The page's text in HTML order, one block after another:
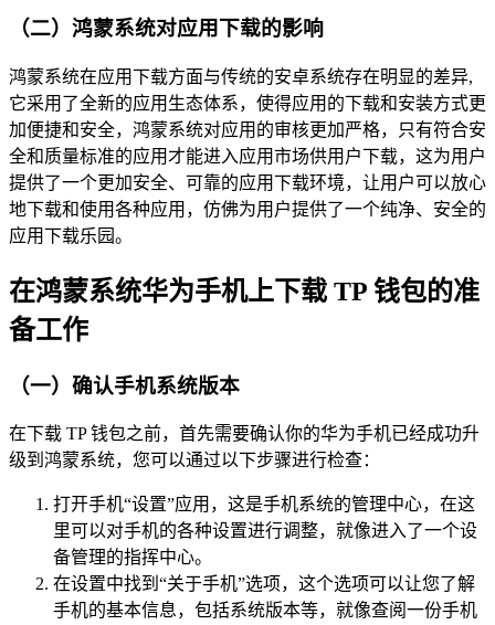
（二）鸿蒙系统对应用下载的影响
鸿蒙系统在应用下载方面与传统的安卓系统存在明显的差异,
它采用了全新的应用生态体系，使得应用的下载和安装方式更
加便捷和安全，鸿蒙系统对应用的审核更加严格，只有符合安
全和质量标准的应用才能进入应用市场供用户下载，这为用户
提供了一个更加安全、可靠的应用下载环境，让用户可以放心
地下载和使用各种应用，仿佛为用户提供了一个纯净、安全的
应用下载乐园。
在鸿蒙系统华为手机上下载 TP 钱包的准
备工作
（一）确认手机系统版本
在下载 TP 钱包之前，首先需要确认你的华为手机已经成功升
级到鸿蒙系统，您可以通过以下步骤进行检查：
打开手机“设置”应用，这是手机系统的管理中心，在这
里可以对手机的各种设置进行调整，就像进入了一个设
备管理的指挥中心。
在设置中找到“关于手机”选项，这个选项可以让您了解
手机的基本信息，包括系统版本等，就像查阅一份手机